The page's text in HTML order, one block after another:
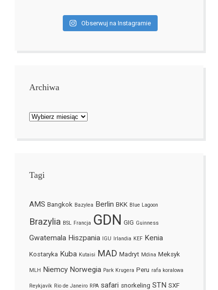
Obserwuj na Instagramie
Archiwa
Archiwa
Tagi
AMS Bangkok Bazylea Berlin BKK Blue Lagoon
Brazylia BSL Francja GDN GIG Guinness
Gwatemala Hiszpania IGU Irlandia KEF Kenia
Kostaryka Kuba Kutaisi MAD Madryt Mdina Meksyk
MLH Niemcy Norwegia Park Krugera Peru rafa koralowa
Reykjavík Rio de Janeiro RPA safari snorkeling STN SXF